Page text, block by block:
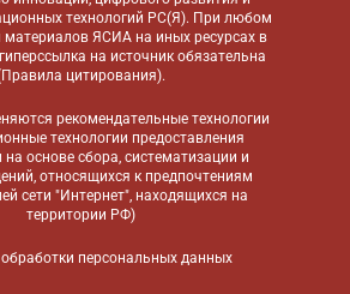
технологий РС(Я). При любом
материалов ЯСИА на иных ресурсах в
на источник обязательна
Правила цитирования).
рекомендательные технологии
технологии предоставления
основе сбора, систематизации и
относящихся к предпочтениям
сети "Интернет", находящихся на
территории РФ)
персональных данных